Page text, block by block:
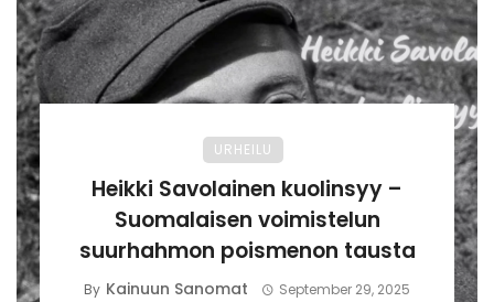
URHEILU
Heikki Savolainen kuolinsyy –
Suomalaisen voimistelun
suurhahmon poismenon tausta
By Kainuun Sanomat September 29, 2025